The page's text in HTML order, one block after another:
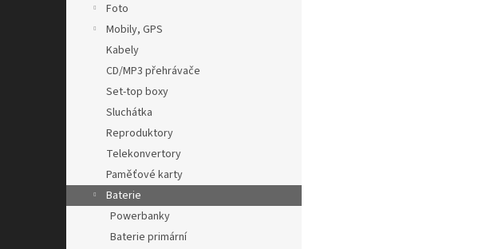
Foto
Mobily, GPS
Kabely
CD/MP3 přehrávače
Set-top boxy
Sluchátka
Reproduktory
Telekonvertory
Paměťové karty
Baterie
Powerbanky
Baterie primární